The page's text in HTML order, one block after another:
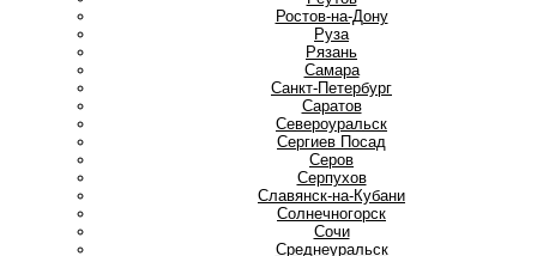
Ростов-на-Дону
Руза
Рязань
Самара
Санкт-Петербург
Саратов
Североуральск
Сергиев Посад
Серов
Серпухов
Славянск-на-Кубани
Солнечногорск
Сочи
Среднеуральск